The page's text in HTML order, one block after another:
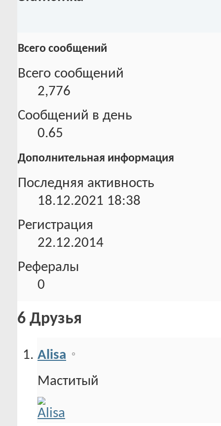
Всего сообщений
Всего сообщений
2,776
Сообщений в день
0.65
Дополнительная информация
Последняя активность
18.12.2021 18:38
Регистрация
22.12.2014
Рефералы
0
6 Друзья
Alisa
Маститый